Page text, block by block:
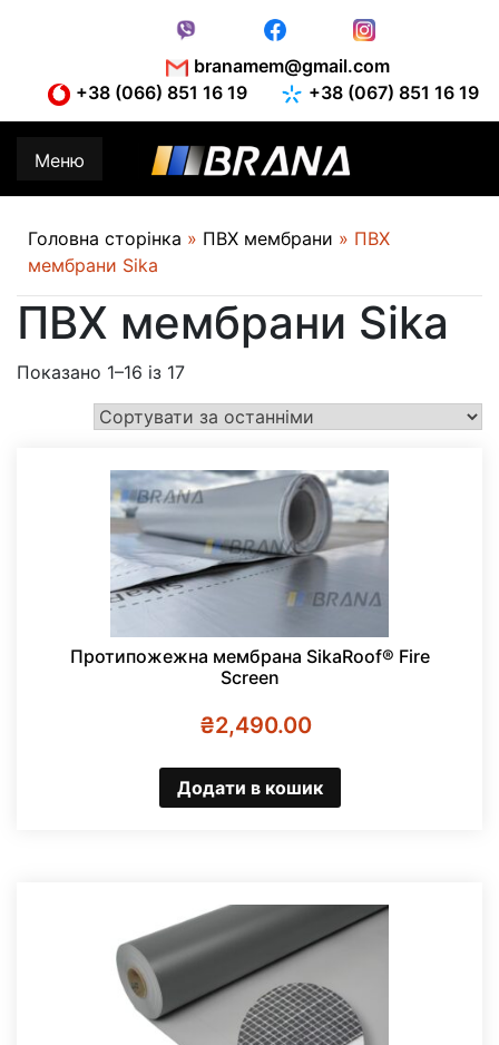
+38 (066) 851 16 19
+38 (067) 851 16 19
branamem@gmail.com
Меню
Головна сторінка » ПВХ мембрани » ПВХ
мембрани Sika
ПВХ мембрани Sika
Показано 1–16 із 17
Протипожежна мембрана SikaRoof® Fire
Screen
₴2,490.00
Додати в кошик